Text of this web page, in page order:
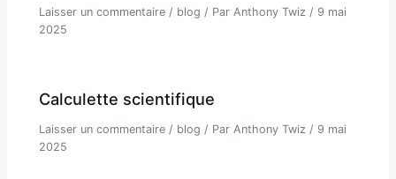
Laisser un commentaire / blog / ParAnthony Twiz/ 9 mai
2025
Calculette scientifique
Laisser un commentaire / blog / Par Anthony Twiz / 9 mai
2025